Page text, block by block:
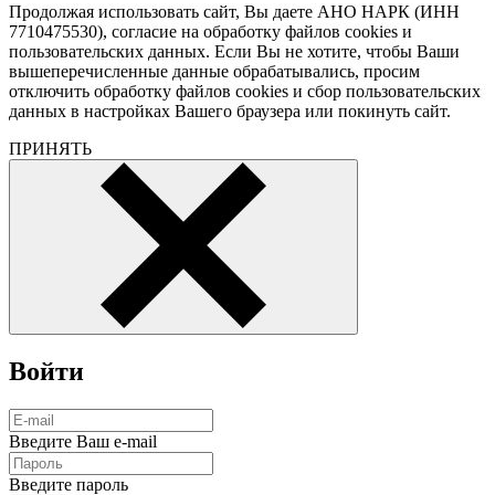
Продолжая использовать сайт, Вы даете АНО НАРК (ИНН
7710475530), согласие на обработку файлов cookies и
пользовательских данных. Если Вы не хотите, чтобы Ваши
вышеперечисленные данные обрабатывались, просим
отключить обработку файлов cookies и сбор пользовательских
данных в настройках Вашего браузера или покинуть сайт.
ПРИНЯТЬ
Войти
Введите Ваш e-mail
Введите пароль